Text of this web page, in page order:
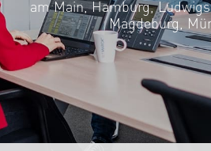
am Main, Hamburg,
Magdeburg,